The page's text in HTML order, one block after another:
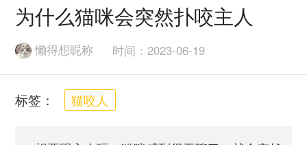
为什么猫咪会突然扑咬主人
懒得想昵称 时间：2023-06-19
标签： 猫咬人